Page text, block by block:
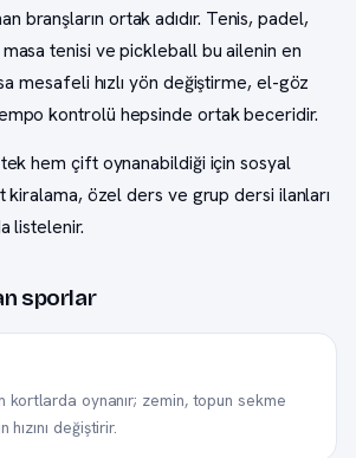
branşların ortak adıdır. Tenis, padel,
tenisi ve pickleball bu ailenin en
mesafeli hızlı yön değiştirme, el-göz
kontrolü hepsinde ortak beceridir.
hem çift oynanabildiği için sosyal
kiralama, özel ders ve grup dersi ilanları
listelenir.
sporlar
oynanır; zemin, topun sekme
değiştirir.